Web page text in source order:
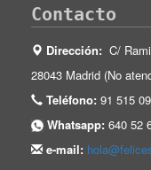
Contacto
Dirección: C/
28043 Madrid (No
Teléfono: 91 515
Whatsapp: 640 52
e-mail: